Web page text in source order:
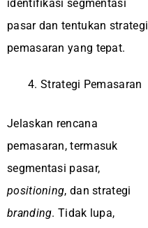
identifikasi segmentasi
pasar dan tentukan strategi
pemasaran yang tepat.
Strategi Pemasaran
Jelaskan rencana
pemasaran, termasuk
segmentasi pasar,
positioning, dan strategi
branding. Tidak lupa,